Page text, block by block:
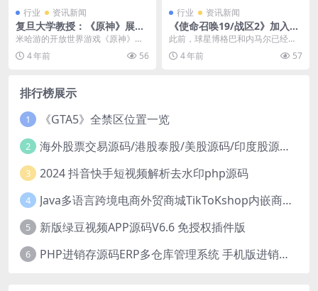
行业 资讯新闻
复旦大学教授：《原神》展现
出中国的高现代化水准
米哈游的开放世界游戏《原神》在
不仅在国内很火，在海外市场的表
现也非常好。游戏中以...
4 年前 56
行业 资讯新闻
《使命召唤19/战区2》加入梅
西 足球巨星进入战场
此前，球星博格巴和内马尔已经加
入了《使命召唤19：现代战争2》
和《使命召唤：战区...
4 年前 57
排行榜展示
1 《GTA5》全禁区位置一览
2 海外股票交易源码/港股泰股/美股源码/印度股源码/马拉西亚股票源码/国际股票配资
3 2024 抖音快手短视频解析去水印php源码
4 Java多语言跨境电商外贸商城TikToKshop内嵌商城I商家入驻I一键铺
5 新版绿豆视频APP源码V6.6 免授权插件版
6 PHP进销存源码ERP多仓库管理系统 手机版进销存 php网络版进销存小程序